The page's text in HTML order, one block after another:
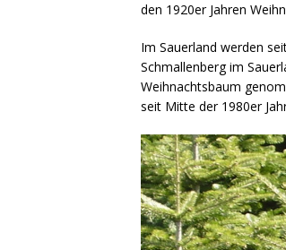
den 1920er Jahren
Im Sauerland werden
Schmallenberg im
Weihnachtsbaum
seit Mitte der 1980er